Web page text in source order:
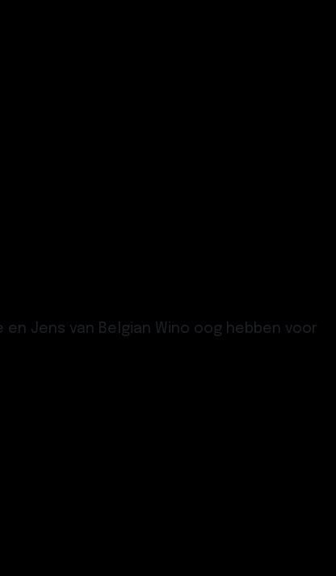
Jens van Belgian Wino oog hebben voor